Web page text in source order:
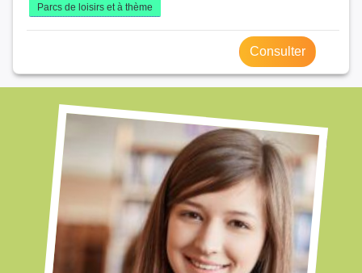
Parcs de loisirs et à thème
Consulter